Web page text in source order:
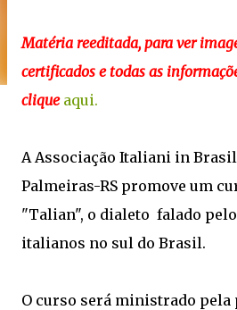
Matéria reeditada, para ver
certificados e todas as
clique aqui.
A Associação Italiani in
Palmeiras-RS promove um
"Talian", o dialeto falado
italianos no sul do Brasil.
O curso será ministrado